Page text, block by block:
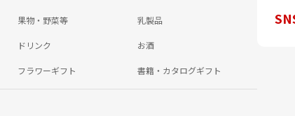
果物・野菜等 乳製品
ドリンク お酒
フラワーギフト 書籍・カタログギフト